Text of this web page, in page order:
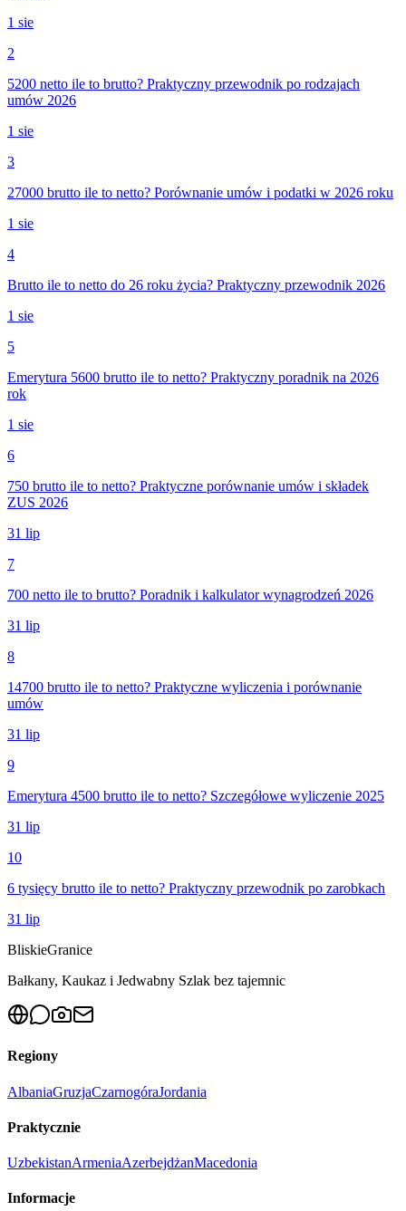
1 sie
2
5200 netto ile to brutto? Praktyczny przewodnik po rodzajach
umów 2026
1 sie
3
27000 brutto ile to netto? Porównanie umów i podatki w 2026 roku
1 sie
4
Brutto ile to netto do 26 roku życia? Praktyczny przewodnik 2026
1 sie
5
Emerytura 5600 brutto ile to netto? Praktyczny poradnik na 2026
rok
1 sie
6
750 brutto ile to netto? Praktyczne porównanie umów i składek
ZUS 2026
31 lip
7
700 netto ile to brutto? Poradnik i kalkulator wynagrodzeń 2026
31 lip
8
14700 brutto ile to netto? Praktyczne wyliczenia i porównanie
umów
31 lip
9
Emerytura 4500 brutto ile to netto? Szczegółowe wyliczenie 2025
31 lip
10
6 tysięcy brutto ile to netto? Praktyczny przewodnik po zarobkach
31 lip
BliskieGranice
Bałkany, Kaukaz i Jedwabny Szlak bez tajemnic
Regiony
AlbaniaGruzjaCzarnogóraJordania
Praktycznie
UzbekistanArmeniaAzerbejdżanMacedonia
Informacje